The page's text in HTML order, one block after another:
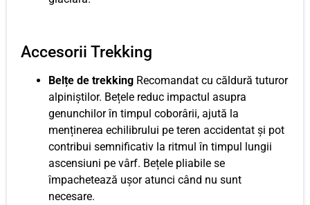
Accesorii Trekking
Belțe de trekking Recomandat cu căldură tuturor
alpiniștilor. Bețele reduc impactul asupra
genunchilor în timpul coborârii, ajută la
menținerea echilibrului pe teren accidentat și pot
contribui semnificativ la ritmul în timpul lungii
ascensiuni pe vârf. Bețele pliabile se
împachetează ușor atunci când nu sunt
necesare.